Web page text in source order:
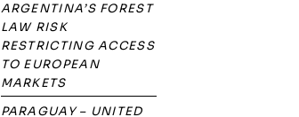
ARGENTINA’S FOREST
LAW RISK
RESTRICTING ACCESS
TO EUROPEAN
MARKETS
PARAGUAY – UNITED